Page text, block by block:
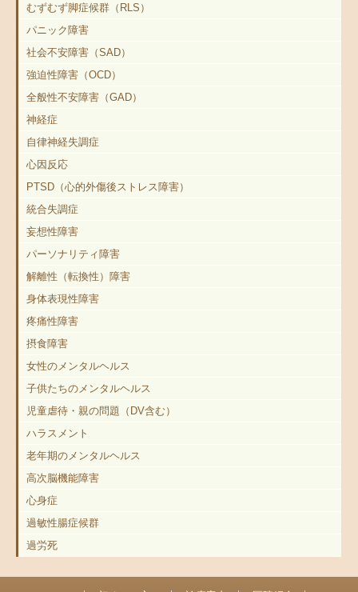
むずむず脚症候群（RLS）
パニック障害
社会不安障害（SAD）
強迫性障害（OCD）
全般性不安障害（GAD）
神経症
自律神経失調症
心因反応
PTSD（心的外傷後ストレス障害）
統合失調症
妄想性障害
パーソナリティ障害
解離性（転換性）障害
身体表現性障害
疼痛性障害
摂食障害
女性のメンタルヘルス
子供たちのメンタルヘルス
児童虐待・親の問題（DV含む）
ハラスメント
老年期のメンタルヘルス
高次脳機能障害
心身症
過敏性腸症候群
過労死